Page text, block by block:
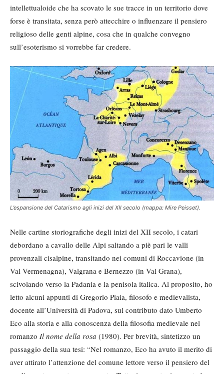
intellettualoide che ha scovato le sue tracce in un territorio dove
forse è transitata, senza però attecchire o influenzare il pensiero
religioso delle genti alpine, cosa che in qualche convegno
sull’esoterismo si vorrebbe far credere.
L’espansione del Catarismo agli inizi del XII secolo (mappa: Mire Peisset).
Nelle cartine storiografiche degli inizi del XII secolo, i catari
debordano a cavallo delle Alpi saltando a piè pari le valli
provenzali cisalpine, transitando nei comuni di Roccavione (in
Val Vermenagna), Valgrana e Bernezzo (in Val Grana),
scivolando verso la Padania e la penisola italica. Al proposito, ho
letto alcuni appunti di Gregorio Piaia, filosofo e medievalista,
docente all’Università di Padova, sul contributo dato Umberto
Eco alla storia e alla conoscenza della filosofia medievale nel
romanzo Il nome della rosa (1980). Per brevità, sintetizzo un
passaggio della sua tesi: “Nel romanzo, Eco ha avuto il merito di
aver attirato l’attenzione del comune lettore verso il pensiero del